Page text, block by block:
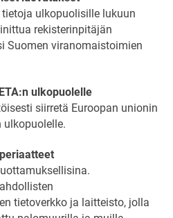
ulkopuolisille lukuun
rekisterinpitäjän
Suomen viranomaistoimien
ulkopuolelle
siirretä Euroopan unionin
ulkopuolelle.
tietoverkko ja laitteisto, jolla